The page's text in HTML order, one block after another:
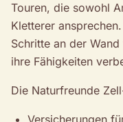
Touren, die sowohl
Kletterer
Schritte an der
ihre Fähigkeiten
Die Naturfreunde
Versicherungen